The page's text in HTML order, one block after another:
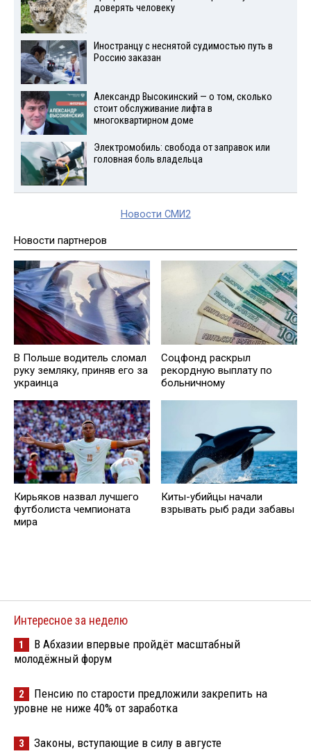
доверять человеку
Иностранцу с неснятой судимостью путь в
Россию заказан
Александр Высокинский — о том, сколько
стоит обслуживание лифта в
многоквартирном доме
Электромобиль: свобода от заправок или
головная боль владельца
Новости СМИ2
Новости партнеров
В Польше водитель сломал
руку земляку, приняв его за
украинца
Соцфонд раскрыл
рекордную выплату по
больничному
Кирьяков назвал лучшего
футболиста чемпионата
мира
Киты-убийцы начали
взрывать рыб ради забавы
Интересное за неделю
1
В Абхазии впервые пройдёт масштабный
молодёжный форум
2
Пенсию по старости предложили закрепить на
уровне не ниже 40% от заработка
3 Законы, вступающие в силу в августе